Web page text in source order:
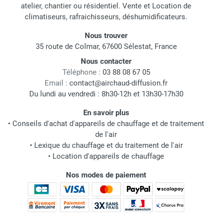
atelier, chantier ou résidentiel. Vente et Location de
climatiseurs, rafraichisseurs, déshumidificateurs.
Nous trouver
35 route de Colmar, 67600 Sélestat, France
Nous contacter
Téléphone : 03 88 08 67 05
Email : contact@airchaud-diffusion.fr
Du lundi au vendredi : 8h30-12h et 13h30-17h30
En savoir plus
• Conseils d'achat d'appareils de chauffage et de traitement
de l'air
• Lexique du chauffage et du traitement de l'air
• Location d'appareils de chauffage
Nos modes de paiement